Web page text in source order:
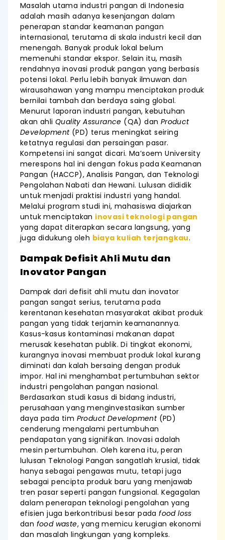
Masalah utama industri pangan di Indonesia
adalah masih adanya kesenjangan dalam
penerapan standar keamanan pangan
internasional, terutama di skala industri kecil dan
menengah. Banyak produk lokal belum
memenuhi standar ekspor. Selain itu, masih
rendahnya inovasi produk pangan yang berbasis
potensi lokal. Perlu lebih banyak ilmuwan dan
wirausahawan yang mampu menciptakan produk
bernilai tambah dan berdaya saing global.
Menurut laporan industri pangan, kebutuhan
akan ahliQuality Assurance (QA) dan Product
Development(PD) terus meningkat seiring
ketatnya regulasi dan persaingan pasar.
Kompetensi ini sangat dicari. Ma’soem University
merespons hal ini dengan fokus pada Keamanan
Pangan (HACCP), Analisis Pangan, dan Teknologi
Pengolahan Nabati dan Hewani. Lulusan dididik
untuk menjadi praktisi industri yang handal.
Melalui program studi ini, mahasiswa diajarkan
untuk menciptakan inovasi teknologi pangan
yang dapat diterapkan secara langsung, yang
juga didukung oleh biaya kuliah terjangkau.
Dampak Defisit Ahli Mutu dan
Inovator Pangan
Dampak dari defisit ahli mutu dan inovator
pangan sangat serius, terutama pada
kerentanan kesehatan masyarakat akibat produk
pangan yang tidak terjamin keamanannya.
Kasus-kasus kontaminasi makanan dapat
merusak kesehatan publik. Di tingkat ekonomi,
kurangnya inovasi membuat produk lokal kurang
diminati dan kalah bersaing dengan produk
impor. Hal ini menghambat pertumbuhan sektor
industri pengolahan pangan nasional.
Berdasarkan studi kasus di bidang industri,
perusahaan yang menginvestasikan sumber
daya pada tim Product Development(PD)
cenderung mengalami pertumbuhan
pendapatan yang signifikan. Inovasi adalah
mesin pertumbuhan. Oleh karena itu, peran
lulusan Teknologi Pangan sangatlah krusial, tidak
hanya sebagai pengawas mutu, tetapi juga
sebagai pencipta produk baru yang menjawab
tren pasar seperti pangan fungsional. Kegagalan
dalam penerapan teknologi pengolahan yang
efisien juga berkontribusi besar padafood loss
dan food waste, yang memicu kerugian ekonomi
dan masalah lingkungan yang kompleks.